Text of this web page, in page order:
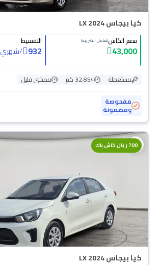
كيا بيجاس LX 2024
سعر الكاش(شامل الضريبة)
43,000
التقسيط
932
/شهري
مستعملة 32,854 كم
ممشى قليل
مفحوصة
ومضمونة
700 ريال كاش باك
كيا بيجاس LX 2024